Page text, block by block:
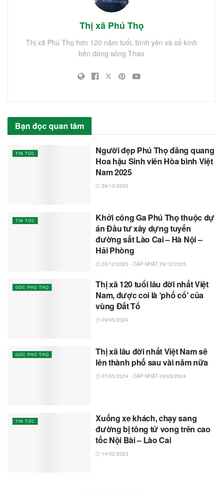
Thị xã Phú Thọ
Thị xã Phú Thọ hơn 120 năm tuổi, bình yên và cổ kính
bên dòng sông Thao
Bạn đọc quan tâm
TIN TỨC
Người đẹp Phú Thọ đăng quang
Hoa hậu Sinh viên Hòa bình Việt
Nam 2025
29/12/2025
TIN TỨC
Khởi công Ga Phú Thọ thuộc dự
án Đầu tư xây dựng tuyến
đường sắt Lào Cai – Hà Nội –
Hải Phòng
20/12/2025 - CẬP NHẬT 29/12/2025
GÓC PHÚ THỌ
Thị xã 120 tuổi lâu đời nhất Việt
Nam, được coi là ‘phố cổ’ của
vùng Đất Tổ
09/05/2024
GÓC PHÚ THỌ
Thị xã lâu đời nhất Việt Nam sẽ
lên thành phố sau vài năm nữa
07/05/2024 - CẬP NHẬT 09/05/2024
TIN TỨC
Xuống xe khách, chạy sang
đường bị tông tử vong trên cao
tốc Nội Bài – Lào Cai
14/02/2023